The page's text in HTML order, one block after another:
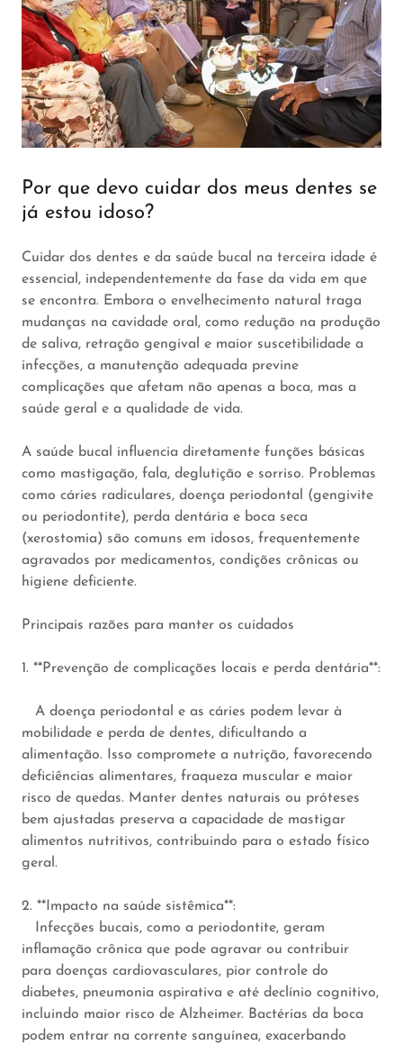
Por que devo cuidar dos meus dentes se
já estou idoso?
Cuidar dos dentes e da saúde bucal na terceira idade é
essencial, independentemente da fase da vida em que
se encontra. Embora o envelhecimento natural traga
mudanças na cavidade oral, como redução na produção
de saliva, retração gengival e maior suscetibilidade a
infecções, a manutenção adequada previne
complicações que afetam não apenas a boca, mas a
saúde geral e a qualidade de vida.
A saúde bucal influencia diretamente funções básicas
como mastigação, fala, deglutição e sorriso. Problemas
como cáries radiculares, doença periodontal (gengivite
ou periodontite), perda dentária e boca seca
(xerostomia) são comuns em idosos, frequentemente
agravados por medicamentos, condições crônicas ou
higiene deficiente.
Principais razões para manter os cuidados
1. **Prevenção de complicações locais e perda dentária**:
A doença periodontal e as cáries podem levar à
mobilidade e perda de dentes, dificultando a
alimentação. Isso compromete a nutrição, favorecendo
deficiências alimentares, fraqueza muscular e maior
risco de quedas. Manter dentes naturais ou próteses
bem ajustadas preserva a capacidade de mastigar
alimentos nutritivos, contribuindo para o estado físico
geral.
2. **Impacto na saúde sistêmica**:
Infecções bucais, como a periodontite, geram
inflamação crônica que pode agravar ou contribuir
para doenças cardiovasculares, pior controle do
diabetes, pneumonia aspirativa e até declínio cognitivo,
incluindo maior risco de Alzheimer. Bactérias da boca
podem entrar na corrente sanguínea, exacerbando